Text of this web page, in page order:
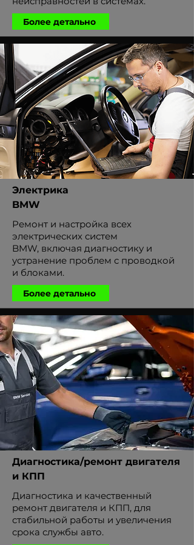
Более детально
Электрика
BMW
Ремонт и настройка всех
электрических систем
BMW, включая диагностику и
устранение проблем с проводкой
и блоками.
Более детально
Диагностика/ремонт двигателя
и КПП
Диагностика и качественный
ремонт двигателя и КПП, для
стабильной работы и увеличения
срока службы авто.